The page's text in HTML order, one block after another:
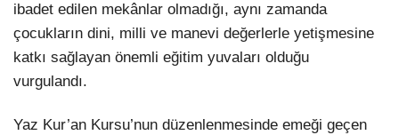
ibadet edilen mekânlar olmadığı, aynı zamanda
çocukların dini, milli ve manevi değerlerle yetişmesine
katkı sağlayan önemli eğitim yuvaları olduğu
vurgulandı.
Yaz Kur’an Kursu’nun düzenlenmesinde emeği geçen